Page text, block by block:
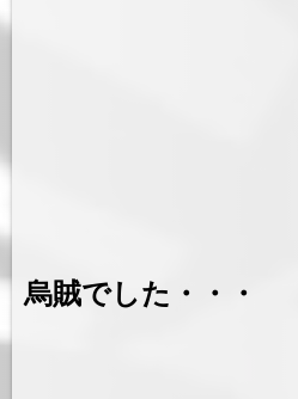
烏賊でした・・・